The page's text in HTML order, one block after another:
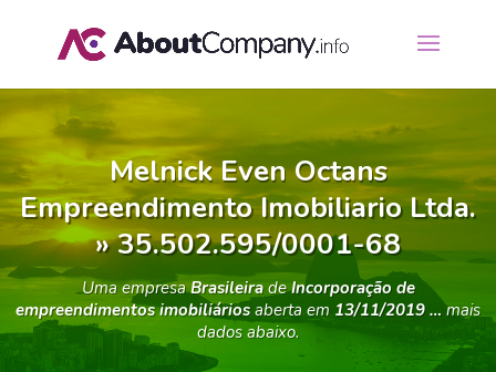
Melnick Even Octans
Empreendimento Imobiliario Ltda.
» 35.502.595/0001-68
Uma empresaBrasileiradeIncorporação de
empreendimentos imobiliáriosaberta em 13/11/2019 …mais
dados abaixo.